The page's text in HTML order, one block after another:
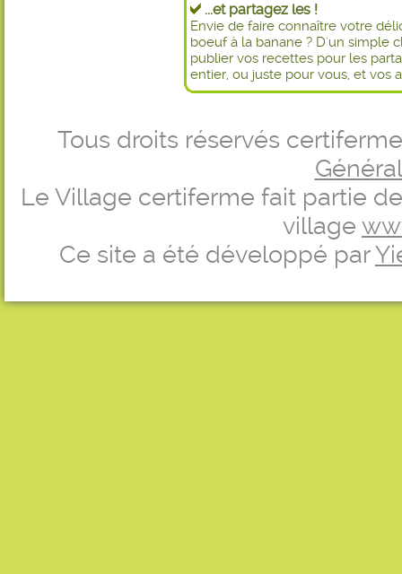
...et partagez les !
Envie de faire connaître votre
boeuf à la banane ? D'un simple
publier vos recettes pour les
entier, ou juste pour vous, et vos
Tous droits réservés
Le Village certiferme fait partie
village
Ce site a été développé par